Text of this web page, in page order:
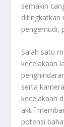
semakin
ditingkatkan
pengemudi,
Salah satu
kecelakaan
serta
kecelakaan
aktif
potensi